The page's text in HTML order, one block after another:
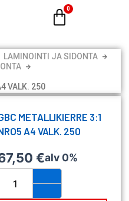
LAMINOINTI JA SIDONTA
VALK. 250
METALLIKIERRE 3:1
A4 VALK. 250
€alv 0%
metallikierre